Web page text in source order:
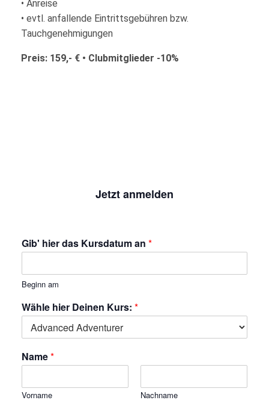
• Anreise
• evtl. anfallende Eintrittsgebühren bzw.
Tauchgenehmigungen
Preis: 159,- € • Clubmitglieder -10%
Jetzt anmelden
Gib' hier das Kursdatum an *
Beginn am
Wähle hier Deinen Kurs: *
Name*
Vorname Nachname